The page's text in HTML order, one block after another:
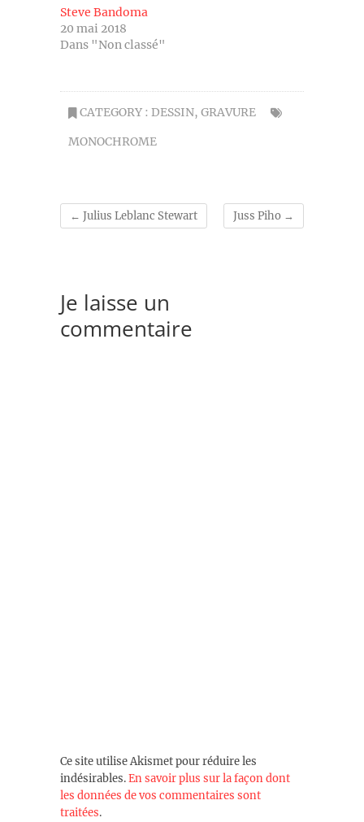
Steve Bandoma
20 mai 2018
Dans "Non classé"
CATEGORY : DESSIN, GRAVURE
MONOCHROME
← Julius Leblanc Stewart Juss Piho →
Je laisse un
commentaire
Ce site utilise Akismet pour réduire les
indésirables.En savoir plus sur la façon dont
les données de vos commentaires sont
traitées.